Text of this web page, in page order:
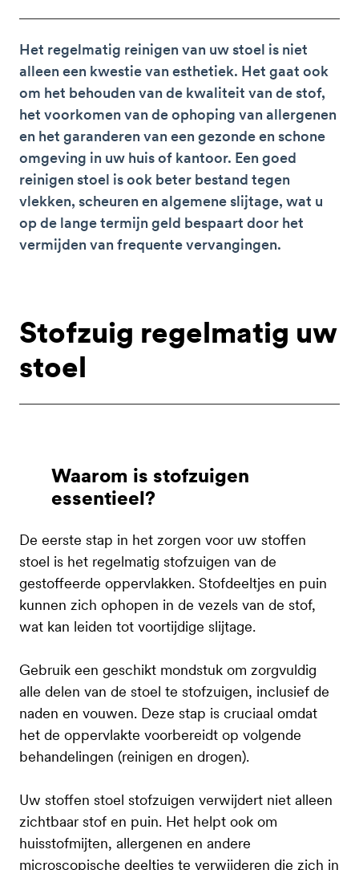
Het regelmatig reinigen van uw stoel is niet
alleen een kwestie van esthetiek. Het gaat ook
om het behouden van de kwaliteit van de stof,
het voorkomen van de ophoping van allergenen
en het garanderen van een gezonde en schone
omgeving in uw huis of kantoor. Een goed
reinigen stoel is ook beter bestand tegen
vlekken, scheuren en algemene slijtage, wat u
op de lange termijn geld bespaart door het
vermijden van frequente vervangingen.
Stofzuig regelmatig uw
stoel
Waarom is stofzuigen
essentieel?
De eerste stap in het zorgen voor uw stoffen
stoel is het regelmatig stofzuigen van de
gestoffeerde oppervlakken. Stofdeeltjes en puin
kunnen zich ophopen in de vezels van de stof,
wat kan leiden tot voortijdige slijtage.
Gebruik een geschikt mondstuk om zorgvuldig
alle delen van de stoel te stofzuigen, inclusief de
naden en vouwen. Deze stap is cruciaal omdat
het de oppervlakte voorbereidt op volgende
behandelingen (reinigen en drogen).
Uw stoffen stoel stofzuigen verwijdert niet alleen
zichtbaar stof en puin. Het helpt ook om
huisstofmijten, allergenen en andere
microscopische deeltjes te verwijderen die zich in